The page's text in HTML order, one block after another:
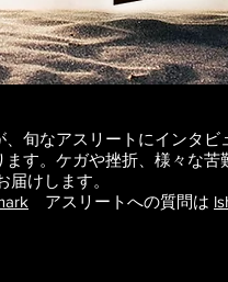
旬なアスリートにインタ
す。ケガや挫折、様々な
けします。
アスリートへの質問は